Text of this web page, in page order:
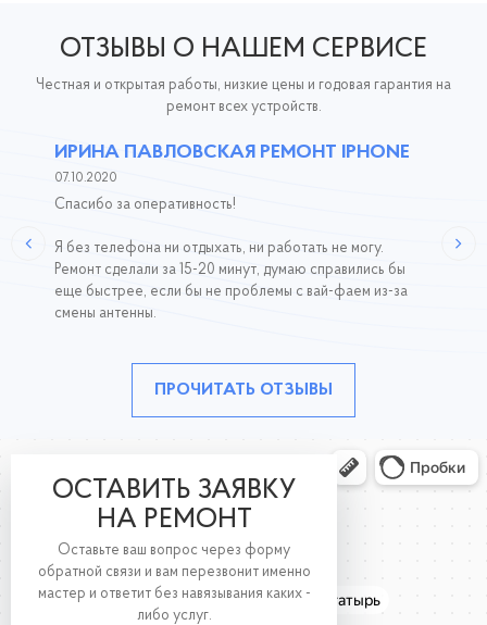
ОТЗЫВЫ О НАШЕМ СЕРВИСЕ
Честная и открытая работы, низкие цены и годовая гарантия на
ремонт всех устройств.
ИРИНА ПАВЛОВСКАЯ РЕМОНТ IPHONE
07.10.2020
Спасибо за оперативность!
Я без телефона ни отдыхать, ни работать не могу.
Ремонт сделали за 15-20 минут, думаю справились бы
еще быстрее, если бы не проблемы с вай-фаем из-за
смены антенны.
ПРОЧИТАТЬ ОТЗЫВЫ
ОСТАВИТЬ ЗАЯВКУ
НА РЕМОНТ
Оставьте ваш вопрос через форму
обратной связи и вам перезвонит именно
мастер и ответит без навязывания каких -
либо услуг.